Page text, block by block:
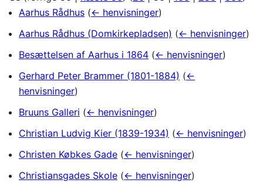
Aarhus Rådhus (← henvisninger)
Aarhus Rådhus (Domkirkepladsen) (← henvisninger)
Besættelsen af Aarhus i 1864 (← henvisninger)
Gerhard Peter Brammer (1801-1884) (←
henvisninger)
Bruuns Galleri (← henvisninger)
Christian Ludvig Kier (1839-1934) (← henvisninger)
Christen Købkes Gade (← henvisninger)
Christiansgades Skole (← henvisninger)